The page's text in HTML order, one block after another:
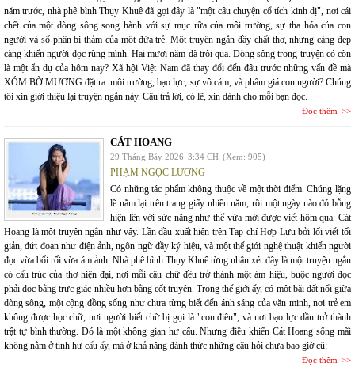
năm trước, nhà phê bình Thụy Khuê đã gọi đây là "một câu chuyện cổ tích kinh dị", nơi cái
chết của một dòng sông song hành với sự mục rữa của môi trường, sự tha hóa của con
người và số phận bi thảm của một đứa trẻ. Một truyện ngắn đầy chất thơ, nhưng càng đẹp
càng khiến người đọc rùng mình. Hai mươi năm đã trôi qua. Dòng sông trong truyện có còn
là một ẩn dụ của hôm nay? Xã hội Việt Nam đã thay đổi đến đâu trước những vấn đề mà
XÓM BỜ MƯƠNG đặt ra: môi trường, bạo lực, sự vô cảm, và phẩm giá con người? Chúng
tôi xin giới thiệu lại truyện ngắn này. Câu trả lời, có lẽ, xin dành cho mỗi bạn đọc.
Đọc thêm
CÁT HOANG
29 Tháng Bảy 2026 3:34 CH (Xem: 905)
PHẠM NGỌC LƯƠNG
Có những tác phẩm không thuộc về một thời điểm. Chúng lặng
lẽ nằm lại trên trang giấy nhiều năm, rồi một ngày nào đó bỗng
hiện lên với sức nặng như thể vừa mới được viết hôm qua. Cát
Hoang là một truyện ngắn như vậy. Lần đầu xuất hiện trên Tạp chí Hợp Lưu bởi lối viết tối
giản, đứt đoạn như điện ảnh, ngôn ngữ đầy ký hiệu, và một thế giới nghệ thuật khiến người
đọc vừa bối rối vừa ám ảnh. Nhà phê bình Thụy Khuê từng nhận xét đây là một truyện ngắn
có cấu trúc của thơ hiện đại, nơi mỗi câu chữ đều trở thành một ám hiệu, buộc người đọc
phải đọc bằng trực giác nhiều hơn bằng cốt truyện. Trong thế giới ấy, có một bãi đất nổi giữa
dòng sông, một cộng đồng sống như chưa từng biết đến ánh sáng của văn minh, nơi trẻ em
không được học chữ, nơi người biết chữ bị gọi là "con điên", và nơi bạo lực dần trở thành
trật tự bình thường. Đó là một không gian hư cấu. Nhưng điều khiến Cát Hoang sống mãi
không nằm ở tính hư cấu ấy, mà ở khả năng đánh thức những câu hỏi chưa bao giờ cũ:
Đọc thêm